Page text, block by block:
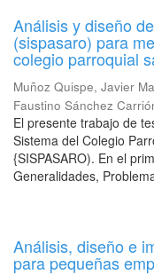
Análisis y diseño
(sispasaro) para
colegio parroquial
Muñoz Quispe, Javier
Faustino Sánchez
El presente trabajo de
Sistema del Colegio
{SISPASARO). En el
Generalidades,
Análisis, diseño e
para pequeñas